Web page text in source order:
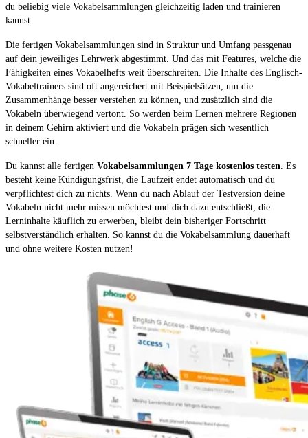
du beliebig viele Vokabelsammlungen gleichzeitig laden und trainieren
kannst.
Die fertigen Vokabelsammlungen sind in Struktur und Umfang passgenau
auf dein jeweiliges Lehrwerk abgestimmt. Und das mit Features, welche die
Fähigkeiten eines Vokabelhefts weit überschreiten. Die Inhalte des Englisch-
Vokabeltrainers sind oft angereichert mit Beispielsätzen, um die
Zusammenhänge besser verstehen zu können, und zusätzlich sind die
Vokabeln überwiegend vertont. So werden beim Lernen mehrere Regionen
in deinem Gehirn aktiviert und die Vokabeln prägen sich wesentlich
schneller ein.
Du kannst alle fertigen Vokabelsammlungen 7 Tage kostenlos testen . Es
besteht keine Kündigungsfrist, die Laufzeit endet automatisch und du
verpflichtest dich zu nichts. Wenn du nach Ablauf der Testversion deine
Vokabeln nicht mehr missen möchtest und dich dazu entschließt, die
Lerninhalte käuflich zu erwerben, bleibt dein bisheriger Fortschritt
selbstverständlich erhalten. So kannst du die Vokabelsammlung dauerhaft
und ohne weitere Kosten nutzen!